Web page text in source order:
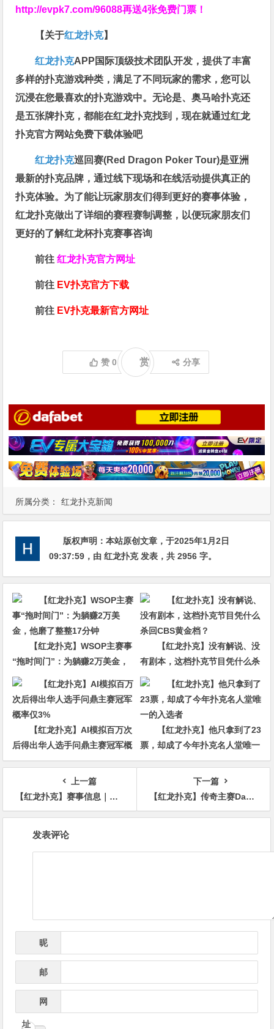
所属分类： 红龙扑克新闻
http://evpk7.com/96088再送4张免费门票！
【关于红龙扑克】
红龙扑克APP国际顶级技术团队开发，提供了丰富
多样的扑克游戏种类，满足了不同玩家的需求，您可以
沉浸在您最喜欢的扑克游戏中。无论是、奥马哈扑克还
是五张牌扑克，都能在红龙扑克找到，现在就通过红龙
扑克官方网站免费下载体验吧
红龙扑克巡回赛​(Red Dragon Poker Tour)是亚洲
最新的扑克品牌，通过线下现场和在线活动提供真正的
扑克体验。为了能让玩家朋友们得到更好的赛事体验，
红龙扑克做出了详细的赛程赛制调整，以便玩家朋友们
更好的了解红龙杯扑克赛事咨询
前往红龙扑克官方网址
前往 EV扑克官方下载
前往 EV扑克最新官方网址
赞0 赏 分享
版权声明：本站原创文章，于2025年1月2日
09:37:59 ，由红龙扑克发表，共 2956 字。
【红龙扑克】WSOP主赛事
“拖时间门”：为躺赚2万美金，
他磨了整整17分钟
【红龙扑克】没有解说、没
有剧本，这档扑克节目凭什么杀
回CBS黄金档？
【红龙扑克】AI模拟百万次
后得出华人选手问鼎主赛冠军概
率仅3%
【红龙扑克】他只拿到了23
票，却成了今年扑克名人堂唯一
的入选者
上一篇
【红龙扑克】赛事信息｜快乐竞技，GPI亚洲扑克嘉年华点燃冬日激情（12月26日-30日）
下一篇
【红龙扑克】传奇主赛Day1：80人晋级，中国丁彪记分牌接近100万位列第三位
发表评论
昵
邮
网
址